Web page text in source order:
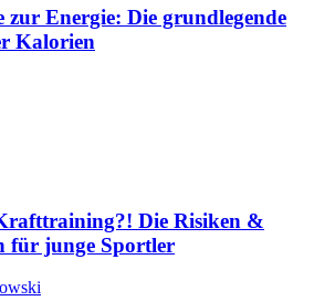
zur Energie: Die grundlegende
Kalorien
Die Risiken &
für junge Sportler